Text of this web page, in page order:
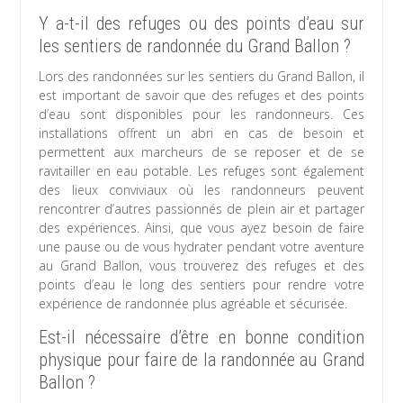
Y a-t-il des refuges ou des points d’eau sur
les sentiers de randonnée du Grand Ballon ?
Lors des randonnées sur les sentiers du Grand Ballon, il
est important de savoir que des refuges et des points
d’eau sont disponibles pour les randonneurs. Ces
installations offrent un abri en cas de besoin et
permettent aux marcheurs de se reposer et de se
ravitailler en eau potable. Les refuges sont également
des lieux conviviaux où les randonneurs peuvent
rencontrer d’autres passionnés de plein air et partager
des expériences. Ainsi, que vous ayez besoin de faire
une pause ou de vous hydrater pendant votre aventure
au Grand Ballon, vous trouverez des refuges et des
points d’eau le long des sentiers pour rendre votre
expérience de randonnée plus agréable et sécurisée.
Est-il nécessaire d’être en bonne condition
physique pour faire de la randonnée au Grand
Ballon ?